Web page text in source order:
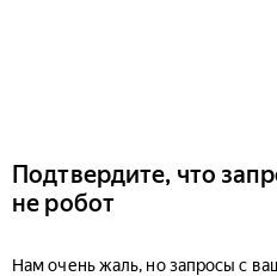
Подтвердите, что
не робот
Нам очень жаль, но запросы с